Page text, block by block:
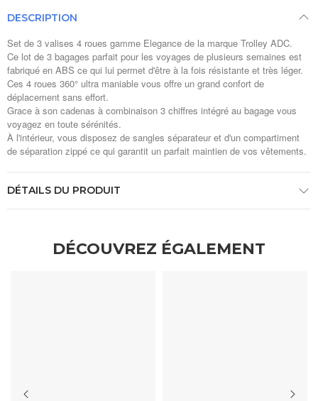
DESCRIPTION
Set de 3 valises 4 roues gamme Elegance de la marque Trolley ADC.
Ce lot de 3 bagages parfait pour les voyages de plusieurs semaines est
fabriqué en ABS ce qui lui permet d'être à la fois résistante et très léger.
Ces 4 roues 360° ultra maniable vous offre un grand confort de
déplacement sans effort.
Grace à son cadenas à combinaison 3 chiffres intégré au bagage vous
voyagez en toute sérénités.
À l'intérieur, vous disposez de sangles séparateur et d'un compartiment
de séparation zippé ce qui garantit un parfait maintien de vos vêtements.
DÉTAILS DU PRODUIT
DÉCOUVREZ ÉGALEMENT